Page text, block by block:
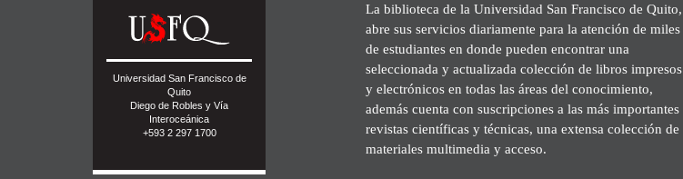
Universidad San Francisco de
Quito
Diego de Robles y Vía
Interoceánica
+593 2 297 1700
La biblioteca de la Universidad San Francisco de Quito,
abre sus servicios diariamente para la atención de miles
de estudiantes en donde pueden encontrar una
seleccionada y actualizada colección de libros impresos
y electrónicos en todas las áreas del conocimiento,
además cuenta con suscripciones a las más importantes
revistas científicas y técnicas, una extensa colección de
materiales multimedia y acceso.